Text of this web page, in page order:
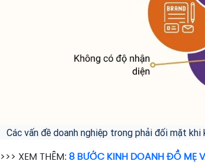
Các vấn đề doanh nghiệp trong phải đối mặt
>>> XEM THÊM: 8 BƯỚC KINH DOANH ĐỒ MẸ